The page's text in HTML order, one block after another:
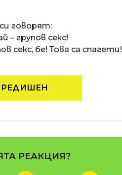
говорят:
– групов секс!
секс, бе! Това са спагети!
РЕАКЦИЯ?